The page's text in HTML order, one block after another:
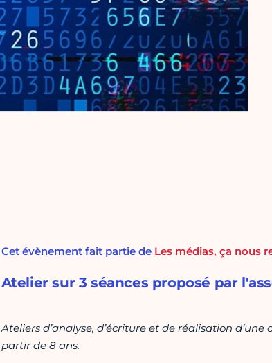
Cet évènement fait partie de Les médias, ça nous
Atelier sur 3 séances proposé par
Ateliers d’analyse, d’écriture et de réalisation
partir de 8 ans.